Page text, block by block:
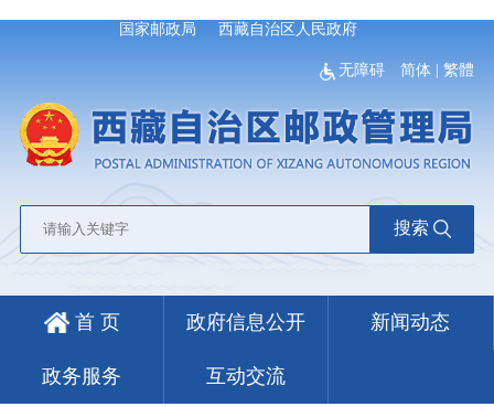
国家邮政局 西藏自治区人民政府
无障碍 简体 |繁體
搜索
首 页 政府信息公开 新闻动态
政务服务 互动交流